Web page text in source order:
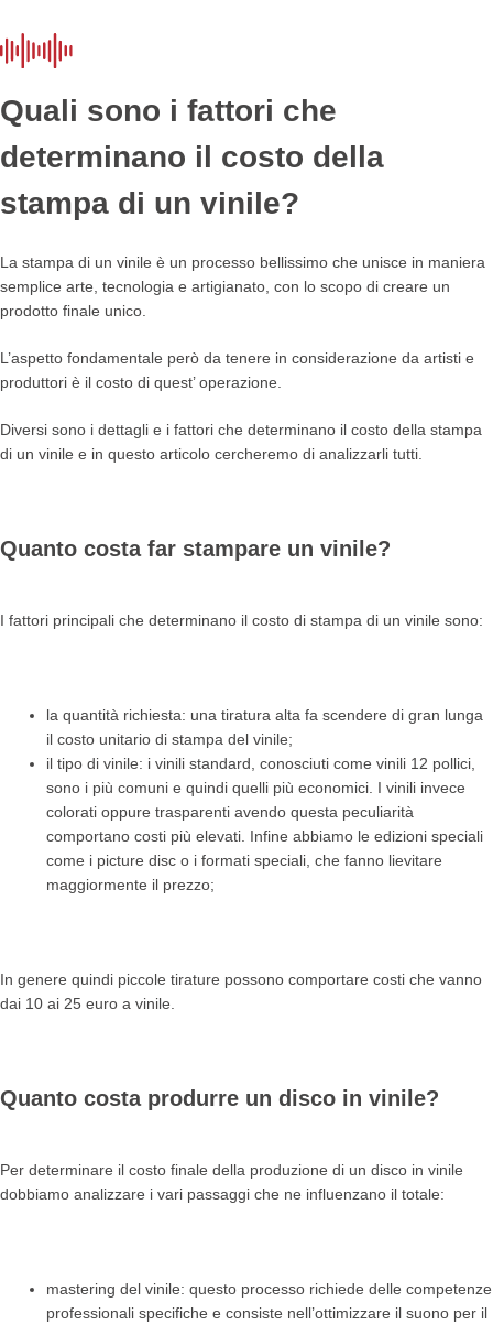
Quali sono i fattori che
determinano il costo della
stampa di un vinile?
La stampa di un vinile è un processo bellissimo che unisce in maniera
semplice arte, tecnologia e artigianato, con lo scopo di creare un
prodotto finale unico.
L’aspetto fondamentale però da tenere in considerazione da artisti e
produttori è il costo di quest’ operazione.
Diversi sono i dettagli e i fattori che determinano il costo della stampa
di un vinile e in questo articolo cercheremo di analizzarli tutti.
Quanto costa far stampare un vinile?
I fattori principali che determinano il costo di stampa di un vinile sono:
la quantità richiesta: una tiratura alta fa scendere di gran lunga
il costo unitario di stampa del vinile;
il tipo di vinile: i vinili standard, conosciuti come vinili 12 pollici,
sono i più comuni e quindi quelli più economici. I vinili invece
colorati oppure trasparenti avendo questa peculiarità
comportano costi più elevati. Infine abbiamo le edizioni speciali
come i picture disc o i formati speciali, che fanno lievitare
maggiormente il prezzo;
In genere quindi piccole tirature possono comportare costi che vanno
dai 10 ai 25 euro a vinile.
Quanto costa produrre un disco in vinile?
Per determinare il costo finale della produzione di un disco in vinile
dobbiamo analizzare i vari passaggi che ne influenzano il totale:
mastering del vinile: questo processo richiede delle competenze
professionali specifiche e consiste nell’ottimizzare il suono per il